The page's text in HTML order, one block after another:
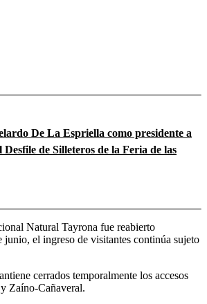
De La Espriella como presidente a
de Silleteros de la Feria de las
Natural Tayrona fue reabierto
junio, el ingreso de visitantes continúa sujeto
cerrados temporalmente los accesos
Zaíno-Cañaveral.